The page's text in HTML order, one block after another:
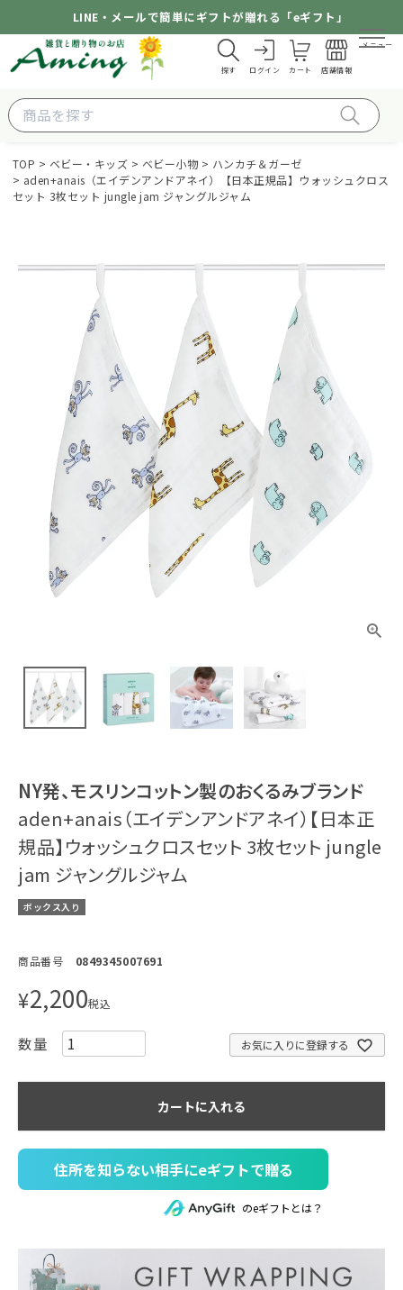
LINE・メールで簡単にギフトが贈れる「eギフト」
探す ログイン カート 店舗情報
メニュー
TOP ベビー・キッズ ベビー小物
ハンカチ＆ガーゼ
aden+anais（エイデンアンドアネイ）【日本正規品】ウォッシュクロス
セット 3枚セット jungle jam ジャングルジャム
NY発、モスリンコットン製のおくるみブランド
aden+anais（エイデンアンドアネイ）【日本正
規品】ウォッシュクロスセット 3枚セット jungle
jam ジャングルジャム
ボックス入り
商品番号 0849345007691
¥2,200税込
お気に入りに登録する
カートに入れる
住所を知らない相手にeギフトで贈る
のeギフトとは？